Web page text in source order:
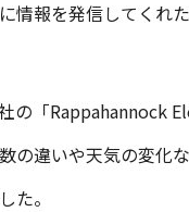
情報を発信してくれ
の「Rappahannock
の違いや天気の変化
た。